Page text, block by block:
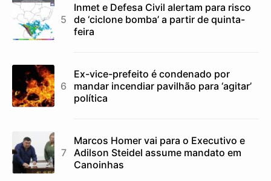
Inmet e Defesa Civil alertam para risco
de ‘ciclone bomba’ a partir de quinta-
feira
Ex-vice-prefeito é condenado por
mandar incendiar pavilhão para ‘agitar’
política
Marcos Homer vai para o Executivo e
Adilson Steidel assume mandato em
Canoinhas